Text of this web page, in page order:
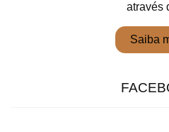
através
Saiba